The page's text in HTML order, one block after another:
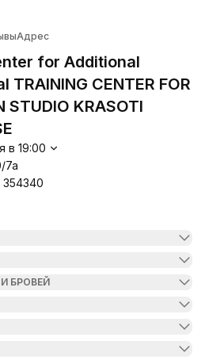
Адрес
for Additional
TRAINING CENTER FOR
STUDIO KRASOTI
в 19:00
7a
354340
БРОВЕЙ